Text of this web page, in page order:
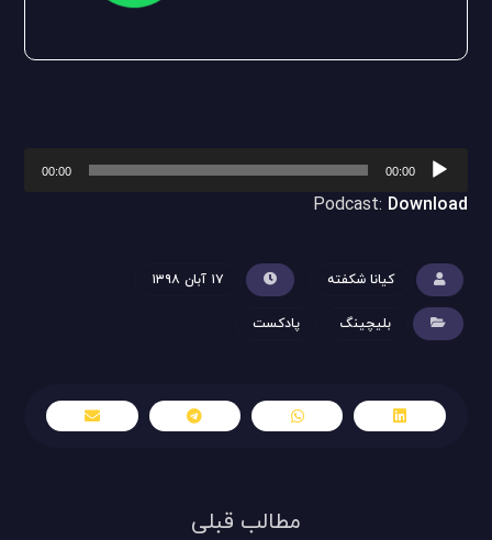
پخش‌کننده00:00
00:00
Podcast: Download
کیانا شکفته ۱۷ آبان ۱۳۹۸
بلیچینگ پادکست
مطالب قبلی